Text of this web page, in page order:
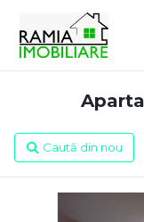
Caută din nou